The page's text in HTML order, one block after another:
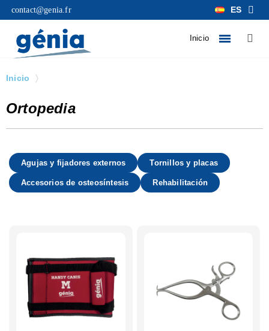
contact@genia.fr ES
Inicio
Inicio
Ortopedia
Agujas y fijadores externos Tornillos y placas
Accesorios de osteosíntesis Rehabilitación